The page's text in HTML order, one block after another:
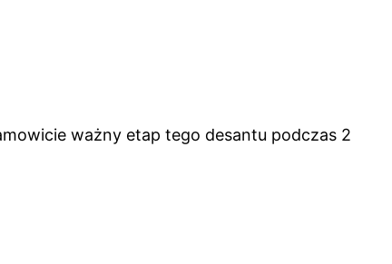
ważny etap tego desantu podczas 2